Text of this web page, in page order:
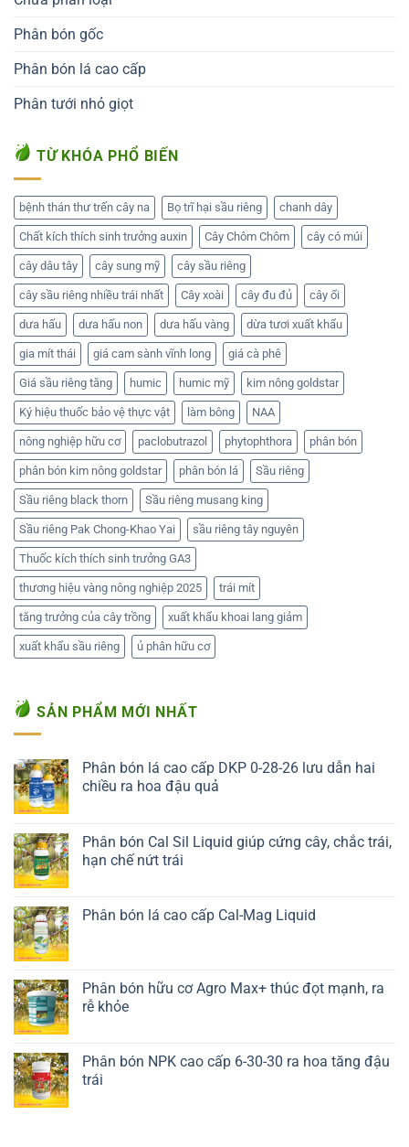
Phân bón gốc
Phân bón lá cao cấp
Phân tưới nhỏ giọt
TỪ KHÓA PHỔ BIẾN
bệnh thán thư trến cây na Bọ trĩ hại sầu riêng chanh dây
Chất kích thích sinh trưởng auxin Cây Chôm Chôm cây có múi
cây dâu tây cây sung mỹ cây sầu riêng
cây sầu riêng nhiều trái nhất Cây xoài cây đu đủ cây ổi
dưa hấu dưa hấu non dưa hấu vàng dừa tươi xuất khẩu
gia mít thái giá cam sành vĩnh long giá cà phê
Giá sầu riêng tăng humic humic mỹ kim nông goldstar
Ký hiệu thuốc bảo vệ thực vật làm bông NAA
nông nghiệp hữu cơ paclobutrazol phytophthora phân bón
phân bón kim nông goldstar phân bón lá Sầu riêng
Sầu riêng black thorn Sầu riêng musang king
Sầu riêng Pak Chong-Khao Yai sầu riêng tây nguyên
Thuốc kích thích sinh trưởng GA3
thương hiệu vàng nông nghiệp 2025 trái mít
tăng trưởng của cây trồng xuất khẩu khoai lang giảm
xuất khẩu sầu riêng ủ phân hữu cơ
SẢN PHẨM MỚI NHẤT
Phân bón lá cao cấp DKP 0-28-26 lưu dẫn hai
chiều ra hoa đậu quả
Phân bón Cal Sil Liquid giúp cứng cây, chắc trái,
hạn chế nứt trái
Phân bón lá cao cấp Cal-Mag Liquid
Phân bón hữu cơ Agro Max+ thúc đọt mạnh, ra
rễ khỏe
Phân bón NPK cao cấp 6-30-30 ra hoa tăng đậu
trái